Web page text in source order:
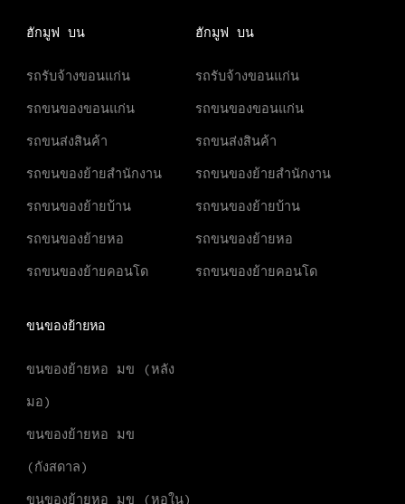
ฮักมูฟ บน
รถรับจ้างขอนแก่น
รถขนของขอนแก่น
รถขนส่งสินค้า
รถขนของย้ายสำนักงาน
รถขนของย้ายบ้าน
รถขนของย้ายหอ
รถขนของย้ายคอนโด
ฮักมูฟ บน
รถรับจ้างขอนแก่น
รถขนของขอนแก่น
รถขนส่งสินค้า
รถขนของย้ายสำนักงาน
รถขนของย้ายบ้าน
รถขนของย้ายหอ
รถขนของย้ายคอนโด
ขนของย้ายหอ
ขนของย้ายหอ มข (หลัง
มอ)
ขนของย้ายหอ มข
(กังสดาล)
ขนของย้ายหอ มข (หอใน)